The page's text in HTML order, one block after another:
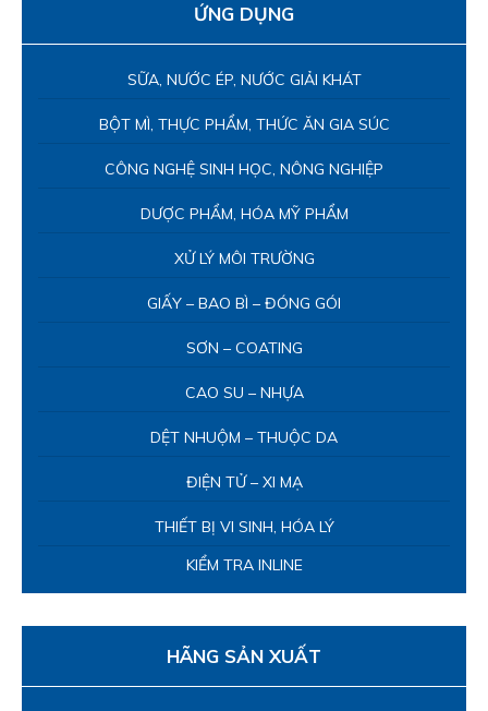
ỨNG DỤNG
SỮA, NƯỚC ÉP, NƯỚC GIẢI KHÁT
BỘT MÌ, THỰC PHẨM, THỨC ĂN GIA SÚC
CÔNG NGHỆ SINH HỌC, NÔNG NGHIỆP
DƯỢC PHẨM, HÓA MỸ PHẨM
XỬ LÝ MÔI TRƯỜNG
GIẤY – BAO BÌ – ĐÓNG GÓI
SƠN – COATING
CAO SU – NHỰA
DỆT NHUỘM – THUỘC DA
ĐIỆN TỬ – XI MẠ
THIẾT BỊ VI SINH, HÓA LÝ
KIỂM TRA INLINE
HÃNG SẢN XUẤT